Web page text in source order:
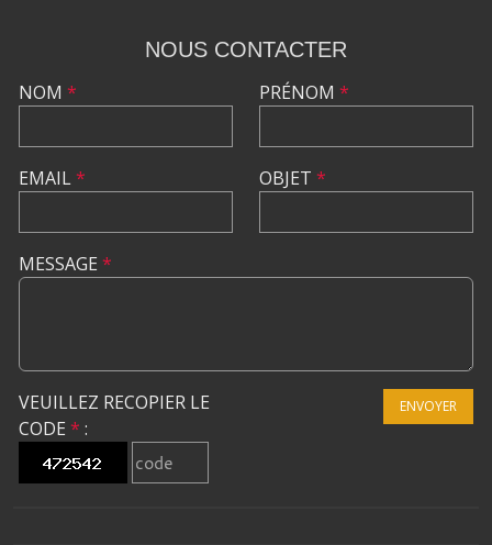
NOUS CONTACTER
NOM *
EMAIL*
PRÉNOM *
OBJET *
MESSAGE *
VEUILLEZ RECOPIER LE
CODE * :
ENVOYER